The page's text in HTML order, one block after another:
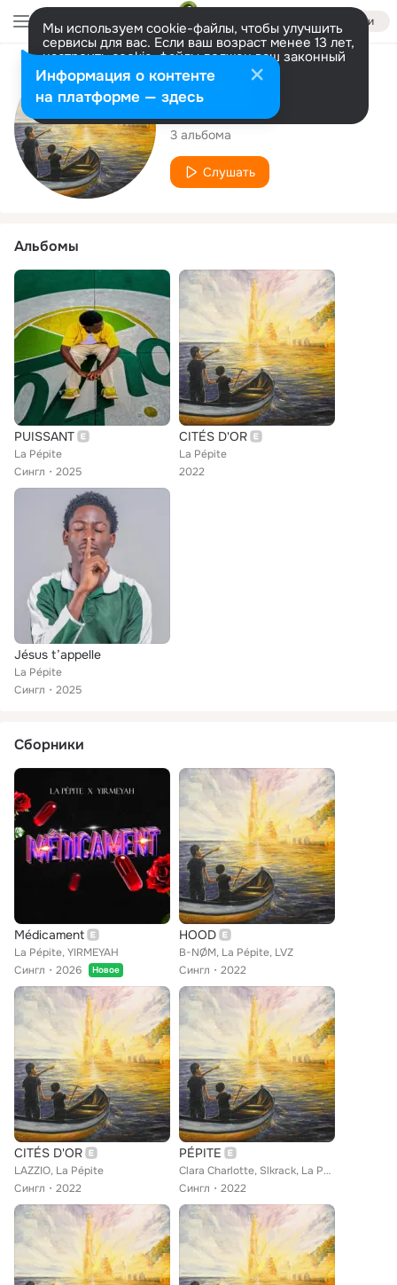
Войти
Мы используем cookie-файлы, чтобы улучшить
сервисы для вас. Если ваш возраст менее 13 лет,
настроить cookie-файлы должен ваш законный
представитель. Больше информации
Разрешить все Настроить
Исполнитель
La Pépite
3 альбома
Слушать
Альбомы
PUISSANT
La Pépite
Сингл
2025
CITÉS D'OR
La Pépite
2022
Jésus t’appelle
La Pépite
Сингл
2025
Сборники
Médicament
La Pépite, YIRMEYAH
Сингл
2026 Новое
HOOD
B-NØM, La Pépite, LVZ
Сингл
2022
CITÉS D'OR
LAZZIO, La Pépite
Сингл
2022
PÉPITE
Clara Charlotte, Slkrack, La Pépite
Сингл
2022
Информация о контенте
на платформе — здесь